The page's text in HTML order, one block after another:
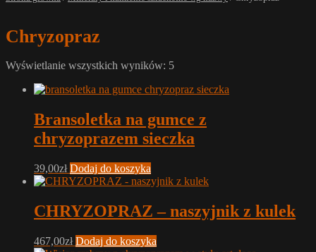
Chryzopraz
Wyświetlanie wszystkich wyników: 5
Bransoletka na gumce z
chryzoprazem sieczka
39,00zł Dodaj do koszyka
CHRYZOPRAZ – naszyjnik z kulek
467,00zł Dodaj do koszyka